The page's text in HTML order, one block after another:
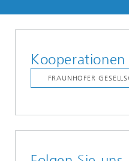
Kooperationen